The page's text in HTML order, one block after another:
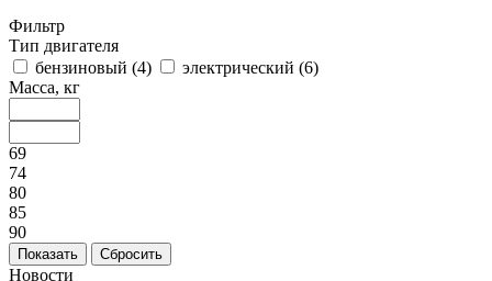
Фильтр
Тип двигателя
бензиновый (4) электрический (6)
Масса, кг
69
74
80
85
90
Новости